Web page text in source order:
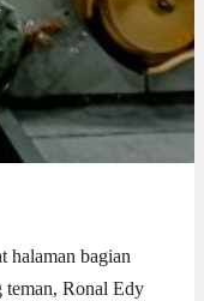
halaman bagian
teman, Ronal Edy